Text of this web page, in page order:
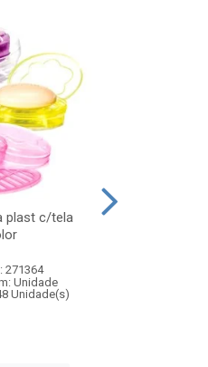
plast c/tela
271364
Unidade
Unidade(s)